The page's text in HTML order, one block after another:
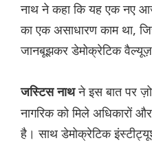
नाथ ने कहा कि यह एक नए
का एक असाधारण काम था,
जानबूझकर डेमोक्रेटिक
जस्टिस नाथने इस बात पर
नागरिक को मिले अधिकारों और
है। साथ डेमोक्रेटिक